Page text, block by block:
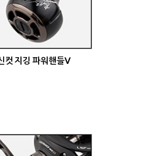
컷 지깅 파워핸들Ⅴ